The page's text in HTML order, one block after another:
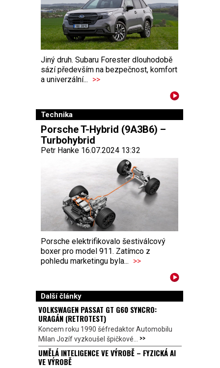
Jiný druh. Subaru Forester dlouhodobě
sází především na bezpečnost, komfort
a univerzální... >>
Technika
Porsche T-Hybrid (9A3B6) –
Turbohybrid
Petr Hanke 16.07.2024 13:32
Porsche elektrifikovalo šestiválcový
boxer pro model 911. Zatímco z
pohledu marketingu byla... >>
Další články
VOLKSWAGEN PASSAT GT G60 SYNCRO:
URAGÁN (RETROTEST)
Koncem roku 1990 šéfredaktor Automobilu
Milan Jozíf vyzkoušel špičkové... >>
UMĚLÁ INTELIGENCE VE VÝROBĚ – FYZICKÁ AI
VE VÝROBĚ